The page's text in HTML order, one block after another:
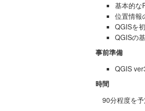
基本的な
位置情報
QGISを
QGISの
事前準備
QGIS
時間
90分程度を予